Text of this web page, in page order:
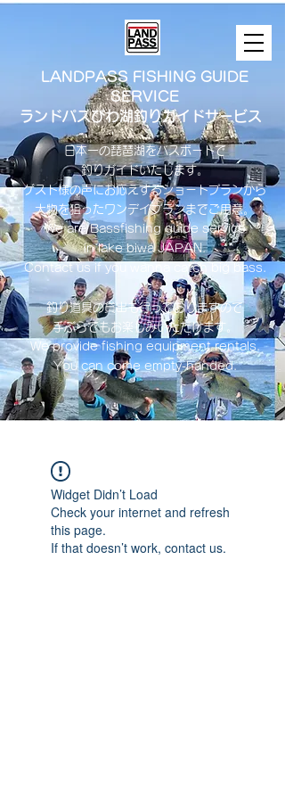
LANDPASS FISHING GUIDE
SERVICE
ランドパスびわ湖釣りガイドサービス
日本一の琵琶湖をバスボートで
釣りガイドいたします。
​ゲスト様の声にお応えするショートプランから
大物を狙ったワンデイプランまでご用意。
​We are Bassfishing guide service
in lake biwa ​JAPAN.
Contact us if you wanna catch big bass.
釣り道具の貸出も行っておりますので
手ぶらでもお楽しみいただけます。
We provide fishing equipment rentals.
You can come empty-handed.
Widget Didn’t Load
Check your internet and refresh
this page.
If that doesn’t work, contact us.